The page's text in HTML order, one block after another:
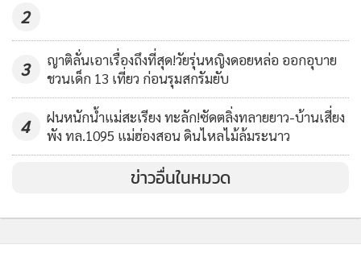
2
3
ญาติลั่นเอาเรื่องถึงที่สุด!วัยรุ่นหญิงดอยหล่อ ออกอุบาย
ชวนเด็ก 13 เที่ยว ก่อนรุมสกรัมยับ
4
ฝนหนักน้ำแม่สะเรียง ทะลัก!ซัดตลิ่งทลายยาว-บ้านเสี่ยง
พัง ทล.1095 แม่ฮ่องสอน ดินไหลไม้ล้มระนาว
ข่าวอื่นในหมวด
MGR Online ใช้คุกกี้ (Cookies)
MGR Online ใช้คุกกี้ เพื่อจัดการข้อมูลส่วนบุคคลเพื่อนำเสนอ
แอพพลิเคชั่นเงื่อนไขการใช้งานเว็บไซต์และนโยบายสิทธิ